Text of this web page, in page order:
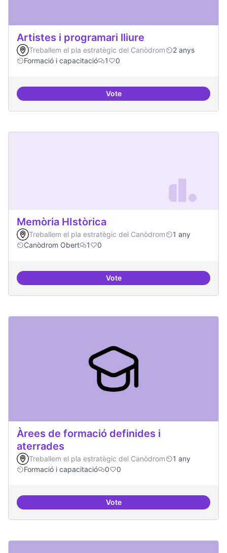
Artistes i programari lliure
Treballem el pla estratègic del Canòdrom
2 anys
Formació i capacitació
1 0
VoteArtistes i programari lliure
Memòria HIstòrica
Treballem el pla estratègic del Canòdrom
1 any
Canòdrom Obert
1 0
VoteMemòria HIstòrica
Àrees de formació definides i
aterrades
Treballem el pla estratègic del Canòdrom
1 any
Formació i capacitació
0 0
VoteÀrees de formació definides i